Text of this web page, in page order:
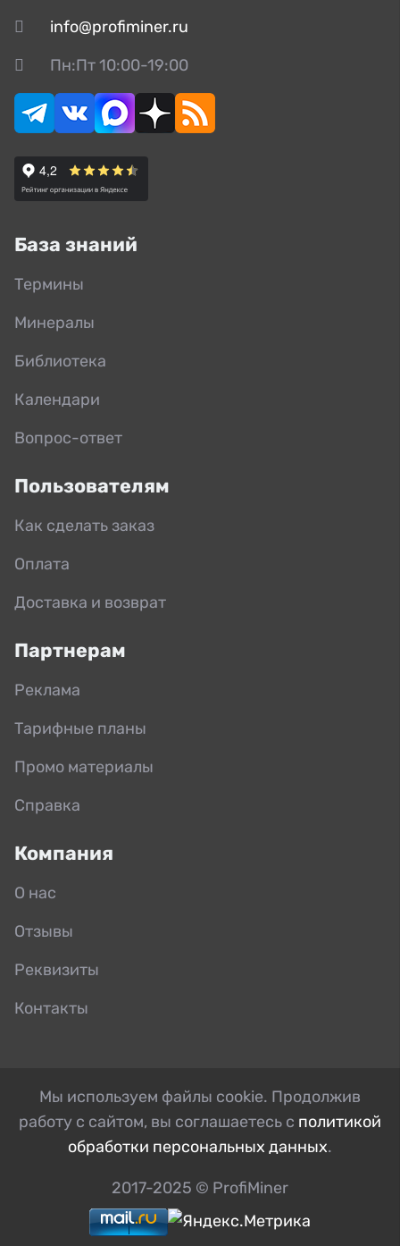
info@profiminer.ru
Пн:Пт 10:00-19:00
База знаний
Термины
Минералы
Библиотека
Календари
Вопрос-ответ
Пользователям
Как сделать заказ
Оплата
Доставка и возврат
Партнерам
Реклама
Тарифные планы
Промо материалы
Справка
Компания
О нас
Отзывы
Реквизиты
Контакты
Мы используем файлы cookie. Продолжив
работу с сайтом, вы соглашаетесь с политикой
обработки персональных данных.
2017-2025 © ProfiMiner